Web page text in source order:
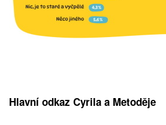
Hlavní odkaz Cyrila a Metoděje